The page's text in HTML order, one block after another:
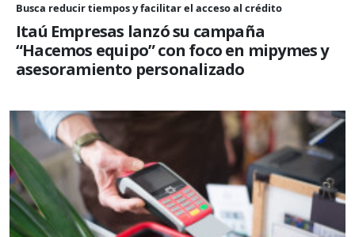
Busca reducir tiempos y facilitar el acceso al crédito
Itaú Empresas lanzó su campaña
“Hacemos equipo” con foco en mipymes y
asesoramiento personalizado